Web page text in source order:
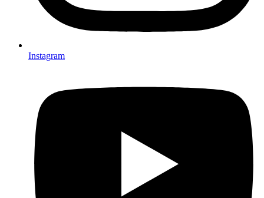
Instagram